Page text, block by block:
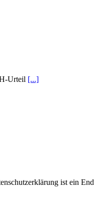
Urteil [...]
ist ein